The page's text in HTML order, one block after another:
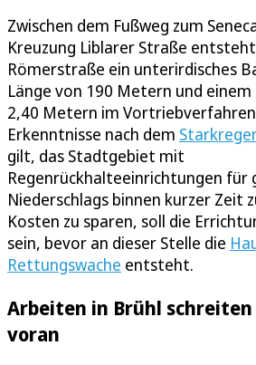
Zwischen dem Fußweg zum
Kreuzung Liblarer Straße
Römerstraße ein unterirdisches
Länge von 190 Metern und
2,40 Metern im
Erkenntnisse nach dem
gilt, das Stadtgebiet mit
Regenrückhalteeinrichtungen für
Niederschlags binnen kurzer Zeit
Kosten zu sparen, soll die
sein, bevor an dieser Stelle die
Rettungswache entsteht.
Arbeiten in Brühl
voran